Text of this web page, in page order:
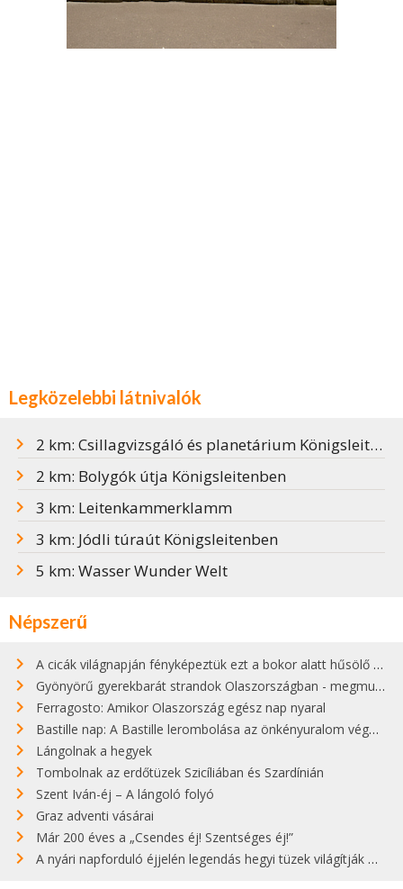
Legközelebbi látnivalók
2 km: Csillagvizsgáló és planetárium Königsleitenben
2 km: Bolygók útja Königsleitenben
3 km: Leitenkammerklamm
3 km: Jódli túraút Königsleitenben
5 km: Wasser Wunder Welt
Népszerű
A cicák világnapján fényképeztük ezt a bokor alatt hűsölő cicát Kisorosziban
Gyönyörű gyerekbarát strandok Olaszországban - megmutatjuk a 15 legjobbat
Ferragosto: Amikor Olaszország egész nap nyaral
Bastille nap: A Bastille lerombolása az önkényuralom végét jelentette
Lángolnak a hegyek
Tombolnak az erdőtüzek Szicíliában és Szardínián
Szent Iván-éj – A lángoló folyó
Graz adventi vásárai
Már 200 éves a „Csendes éj! Szentséges éj!”
A nyári napforduló éjjelén legendás hegyi tüzek világítják meg Zugspitzét